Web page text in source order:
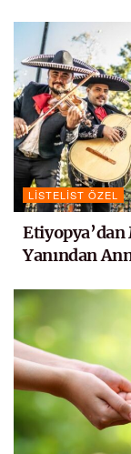
LISTELIST ÖZEL
Yanından